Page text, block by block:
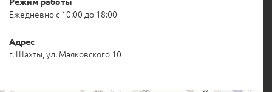
Режим работы
Ежедневно с 10:00 до 18:00
Адрес
г. Шахты, ул. Маяковского 10